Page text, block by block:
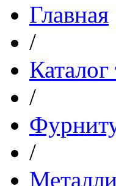
Главная
/
Каталог
/
/